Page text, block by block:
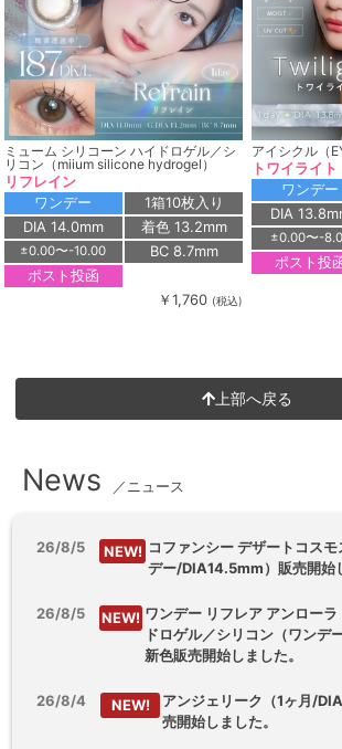
ミューム シリコーン ハイドロゲル／シ
リコン（miium silicone hydrogel）
リフレイン
ワンデー
1箱10枚入り
DIA 14.0mm
着色 13.2mm
±0.00〜-10.00
BC 8.7mm
ポスト投函
￥1,760 (税込)
アイシクル（
トワイライト
ワンデー
DIA
±0.00〜-
ポスト投
上部へ戻る
News ／ニュース
26/8/5 NEW! コファンシー デザートコス
デー/DIA14.5mm）販売開始
26/8/5 NEW! ワンデー リフレア アンローラ
ドロゲル／シリコン（ワンデ
新色販売開始しました。
26/8/4 NEW!
アンジェリーク（1ヶ月/
売開始しました。